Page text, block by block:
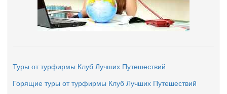
Туры от турфирмы Клуб Лучших Путешествий
Горящие туры от турфирмы Клуб Лучших Путешествий